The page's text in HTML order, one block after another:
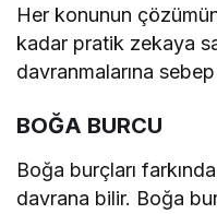
Her konunun
kadar pratik zekaya
davranmalarına
BOĞA BURCU
Boğa burçları
davrana bilir. Boğa